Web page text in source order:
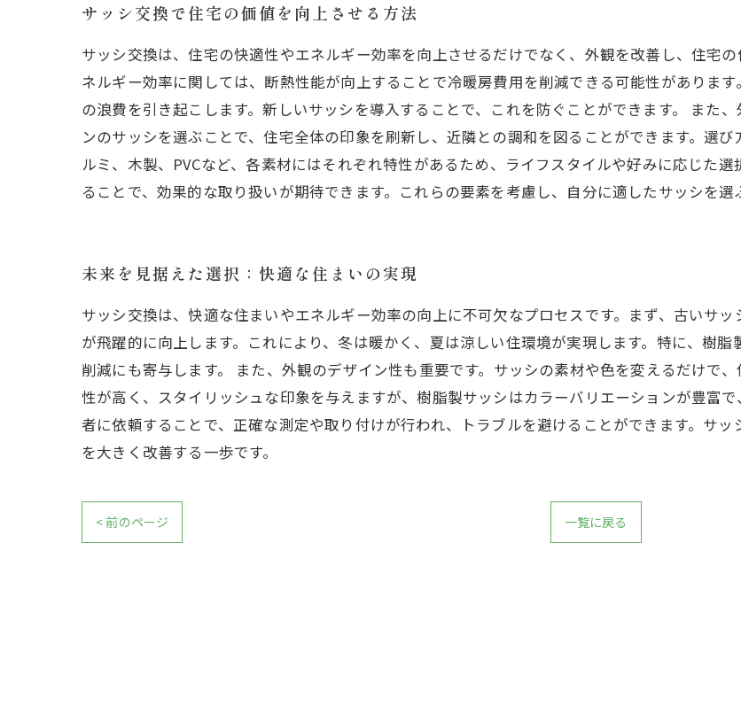
サッシ交換で住宅の価値を向上させる方法
サッシ交換は、住宅の快適性やエネルギー効率を向上させるだけでなく、外観を改善し、住宅
ネルギー効率に関しては、断熱性能が向上することで冷暖房費用を削減できる可能性がありま
の浪費を引き起こします。新しいサッシを導入することで、これを防ぐことができます。 また
ンのサッシを選ぶことで、住宅全体の印象を刷新し、近隣との調和を図ることができます。選
ルミ、木製、PVCなど、各素材にはそれぞれ特性があるため、ライフスタイルや好みに応じた
ることで、効果的な取り扱いが期待できます。これらの要素を考慮し、自分に適したサッシを選
未来を見据えた選択：快適な住まいの実現
サッシ交換は、快適な住まいやエネルギー効率の向上に不可欠なプロセスです。まず、古いサ
が飛躍的に向上します。これにより、冬は暖かく、夏は涼しい住環境が実現します。特に、樹
削減にも寄与します。 また、外観のデザイン性も重要です。サッシの素材や色を変えるだけで
性が高く、スタイリッシュな印象を与えますが、樹脂製サッシはカラーバリエーションが豊富
者に依頼することで、正確な測定や取り付けが行われ、トラブルを避けることができます。サ
を大きく改善する一歩です。
< 前のページ 一覧に戻る